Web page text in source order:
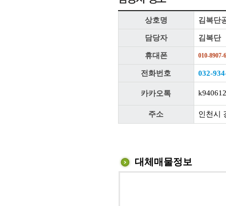
상호명 김복단
담당자 김복단
휴대폰 010-8907-
전화번호 032-
카카오톡
주소 인천시
대체매물정보